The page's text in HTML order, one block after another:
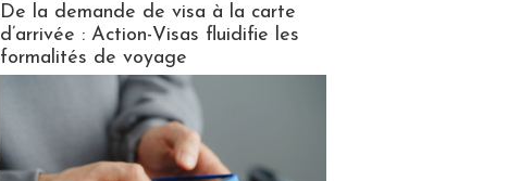
De la demande de visa à la carte
d’arrivée : Action-Visas fluidifie les
formalités de voyage